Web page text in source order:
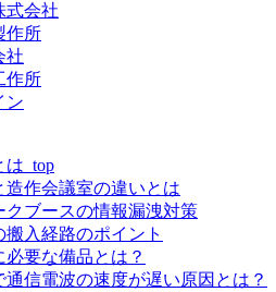
式会社
作所
社
作所
ン
は_top
造作会議室の違いとは
クブースの情報漏洩対策
搬入経路のポイント
必要な備品とは？
通信電波の速度が遅い原因とは？